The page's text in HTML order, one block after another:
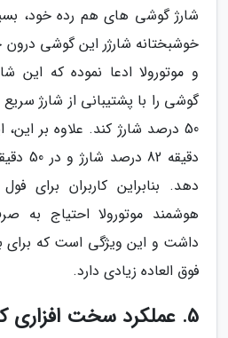
شارژ گوشی های هم رده خود،
خوشبختانه شارژر این گوشی
و موتورولا ادعا نموده که این
دهد. بنابراین کاربران برای
هوشمند موتورولا احتیاج به
داشت و این ویژگی است که برای
فوق العاده زیادی دارد.
5. عملکرد سخت افزاری کار راه انداز